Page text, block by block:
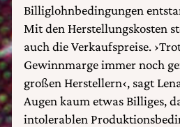
Billiglohnbedingungen
Mit den Herstellungskosten
auch die Verkaufspreise.
Gewinnmarge immer noch
großen Herstellern‹, sagt
Augen kaum etwas Billiges,
intolerablen